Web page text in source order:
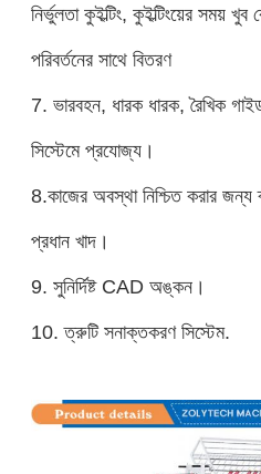
নির্ভুলতা কুইল্টিং, কুইল্টিংয়ের সময় খুব
পরিবর্তনের সাথে বিতরণ
7. ভারবহন, ধারক ধারক, রৈখিক
সিস্টেমে প্রযোজ্য।
8.কাজের অবস্থা নিশ্চিত করার জন্য
প্রধান খাদ।
9. সুনির্দিষ্ট CAD অঙ্কন।
10. ত্রুটি সনাক্তকরণ সিস্টেম.